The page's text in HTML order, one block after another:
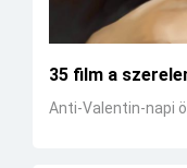
35 film a
Anti-Valentin-napi